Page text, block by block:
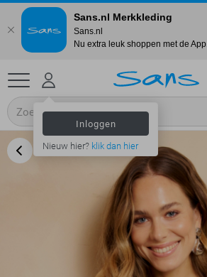
Inloggen
Nieuw hier? klik dan hier
Sans.nl Merkkleding
Sans.nl
Nu extra leuk shoppen met de App.